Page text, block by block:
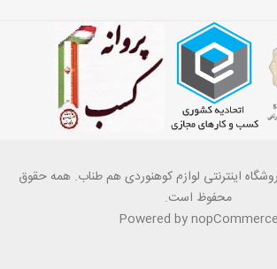
رایت © 2026 فروشگاه اینترنتی لوازم کوهنوردی هم طناب. همه حقوق
محفوظ است.
Powered bynopCommerce